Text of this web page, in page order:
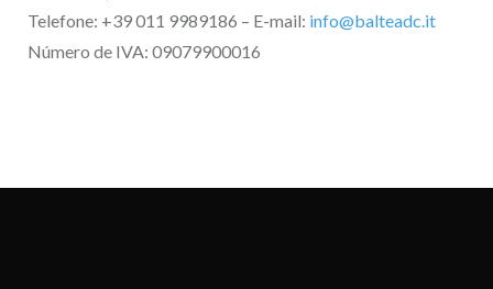
Telefone: +39 011 9989186 – E-mail: info@balteadc.it
Número de IVA: 09079900016